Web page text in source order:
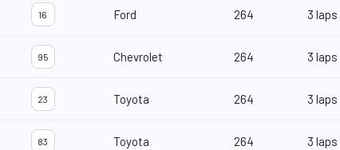
16 Ford 264 3 laps
95 Chevrolet 264 3 laps
23 Toyota 264 3 laps
83 Toyota 264 3 laps